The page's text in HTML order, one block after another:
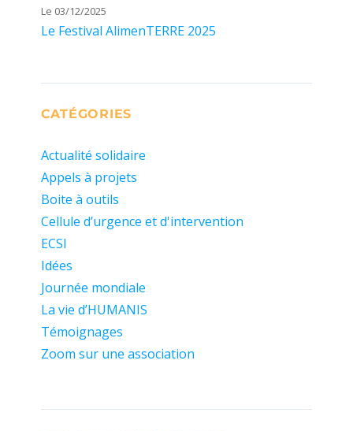
Le 03/12/2025
Le Festival AlimenTERRE 2025
CATÉGORIES
Actualité solidaire
Appels à projets
Boite à outils
Cellule d’urgence et d'intervention
ECSI
Idées
Journée mondiale
La vie d’HUMANIS
Témoignages
Zoom sur une association